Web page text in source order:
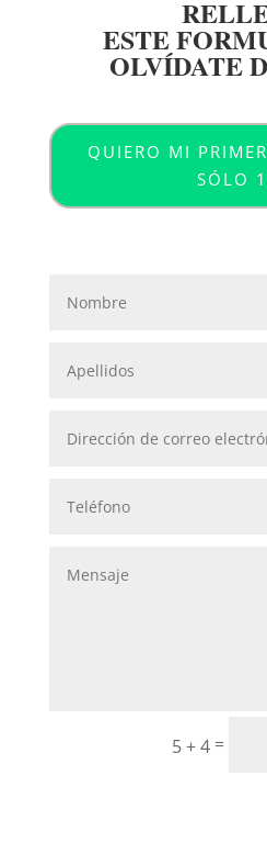
ESTE
OLVÍDATE
QUIERO MI
SÓLO
5 + 4 =